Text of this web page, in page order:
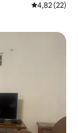
Средна
4,82 (22)